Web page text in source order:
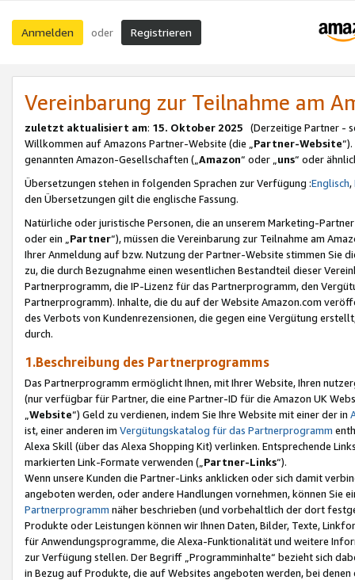
Anmelden oder Registrieren
Vereinbarung zur Teilnahme am
zuletzt aktualisiert am: 15. Oktober 2025 (Derzeitige Partner -
Willkommen auf Amazons Partner-Website (die „Partner-Website
genannten Amazon-Gesellschaften („Amazon“ oder „uns“ oder
Übersetzungen stehen in folgenden Sprachen zur Verfügung :Englisch,
den Übersetzungen gilt die englische Fassung.
Natürliche oder juristische Personen, die an unserem Marketing-
oder ein „Partner“), müssen die Vereinbarung zur Teilnahme am
Ihrer Anmeldung auf bzw. Nutzung der Partner-Website stimmen Sie
zu, die durch Bezugnahme einen wesentlichen Bestandteil dieser
Partnerprogramm, die IP-Lizenz für das Partnerprogramm, den
Partnerprogramm). Inhalte, die du auf der Website Amazon.com
des Verbots von Kundenrezensionen, die gegen eine Vergütung
durch.
1.Beschreibung des Partnerprogramms
Das Partnerprogramm ermöglicht Ihnen, mit Ihrer Website, Ihren
(nur verfügbar für Partner, die eine Partner-ID für die Amazon UK
Website“) Geld zu verdienen, indem Sie Ihre Website mit einer der in
ist, einer anderen im Vergütungskatalog für das Partnerprogramm
Alexa Skill (über das Alexa Shopping Kit) verlinken. Entsprechende
markierten Link-Formate verwenden („ Partner-Links“).
Wenn unsere Kunden die Partner-Links anklicken oder sich damit
angeboten werden, oder andere Handlungen vornehmen, können Sie
Partnerprogramm näher beschrieben (und vorbehaltlich der dort
Produkte oder Leistungen können wir Ihnen Daten, Bilder, Texte,
für Anwendungsprogramme, die Alexa-Funktionalität und weitere
zur Verfügung stellen. Der Begriff „Programminhalte“ bezieht sich
in Bezug auf Produkte, die auf Websites angeboten werden, bei